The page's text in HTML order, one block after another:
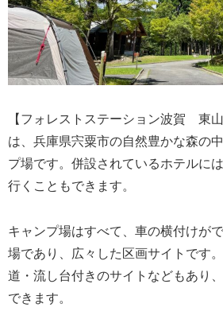
【フォレストステーション波賀 東
は、兵庫県宍粟市の自然豊かな森の
プ場です。併設されているホテルに
行くこともできます。
キャンプ場はすべて、車の横付けが
場であり、広々した区画サイトです
道・流し台付きのサイトなどもあり
できます。